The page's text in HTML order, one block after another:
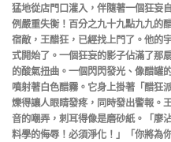
猛地從店門口灌入，伴隨著一個狂妄
例嚴重失衡！百分之九十九點九九的
宿敵，王醋狂，已經找上門了。他的
式開始了。一個狂妄的影子佔滿了那
的酸氣扭曲。一個閃閃發光、像醋罐
噴射著白色醋霧。它身上掛著「醋狂
爍得讓人眼睛發疼，同時發出警報。
音的嘲弄，刺耳得像是磨砂紙。「廖
料學的侮辱！必須淨化！」「你將為